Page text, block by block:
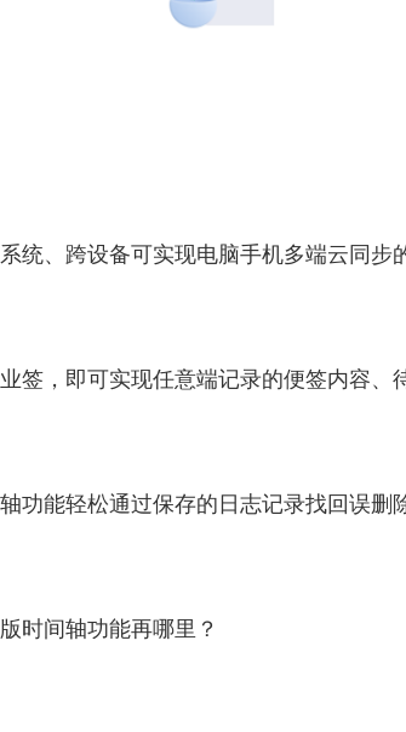
统、跨设备可实现电脑手机多端云同
签，即可实现任意端记录的便签内容
功能轻松通过保存的日志记录找回误删
时间轴功能再哪里？